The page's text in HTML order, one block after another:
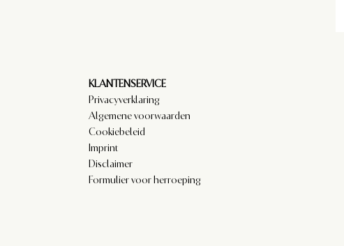
KLANTENSERVICE
Privacyverklaring
Algemene voorwaarden
Cookiebeleid
Imprint
Disclaimer
Formulier voor herroeping